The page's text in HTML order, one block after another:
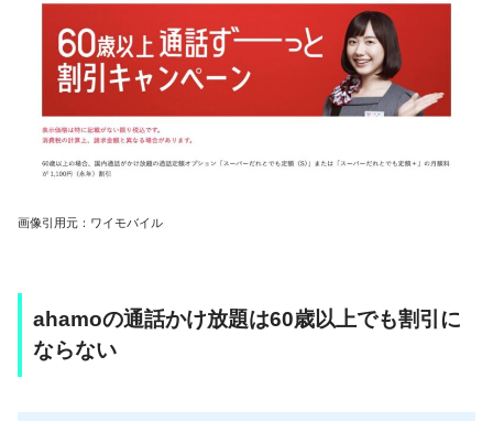
画像引用元：ワイモバイル
ahamoの通話かけ放題は60歳以上でも割引に
ならない